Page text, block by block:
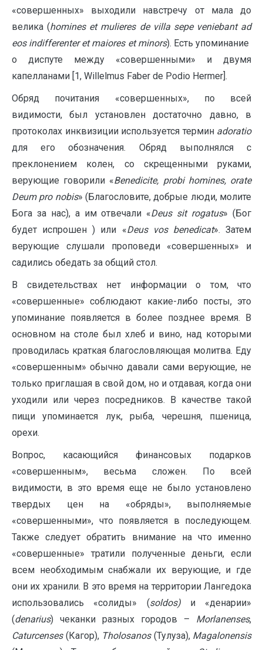
«совершенных» выходили навстречу от мала до
велика (homines et mulieres de villa sepe veniebant ad
eos indifferenter et maiores et minors). Есть упоминание
о диспуте между «совершенными» и двумя
капелланами [1, Willelmus Faber de Podio Hermer].
Обряд почитания «совершенных», по всей
видимости, был установлен достаточно давно, в
протоколах инквизиции используется термин adoratio
для его обозначения. Обряд выполнялся с
преклонением колен, со скрещенными руками,
верующие говорили «Benedicite, probi homines, orate
Deum pro nobis» (Благословите, добрые люди, молите
Бога за нас), а им отвечали «Deus sit rogatus» (Бог
будет испрошен ) или «Deus vos benedicat». Затем
верующие слушали проповеди «совершенных» и
садились обедать за общий стол.
В свидетельствах нет информации о том, что
«совершенные» соблюдают какие-либо посты, это
упоминание появляется в более позднее время. В
основном на столе был хлеб и вино, над которыми
проводилась краткая благословляющая молитва. Еду
«совершенным» обычно давали сами верующие, не
только приглашая в свой дом, но и отдавая, когда они
уходили или через посредников. В качестве такой
пищи упоминается лук, рыба, черешня, пшеница,
орехи.
Вопрос, касающийся финансовых подарков
«совершенным», весьма сложен. По всей
видимости, в это время еще не было установлено
твердых цен на «обряды», выполняемые
«совершенными», что появляется в последующем.
Также следует обратить внимание на что именно
«совершенные» тратили полученные деньги, если
всем необходимым снабжали их верующие, и где
они их хранили. В это время на территории Лангедока
использовались «солиды» (soldos)и «денарии»
(denarius) чеканки разных городов – Morlanenses,
Caturcenses(Кагор), Tholosanos(Тулуза), Magalonensis